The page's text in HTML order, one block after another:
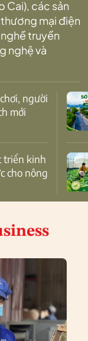
Cai), các sản
mại điện
truyền
nghệ và
mới
cho nông